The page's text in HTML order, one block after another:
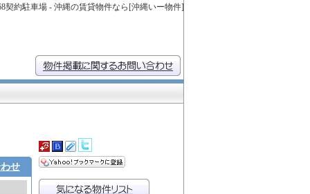
契約駐車場 - 沖縄の賃貸物件なら[沖縄いー物件]
せ